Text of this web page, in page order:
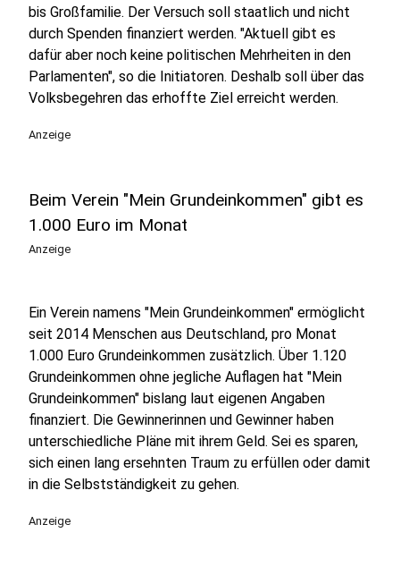
bis Großfamilie. Der Versuch soll staatlich und nicht
durch Spenden finanziert werden. "Aktuell gibt es
dafür aber noch keine politischen Mehrheiten in den
Parlamenten", so die Initiatoren. Deshalb soll über das
Volksbegehren das erhoffte Ziel erreicht werden.
Anzeige
Beim Verein "Mein Grundeinkommen" gibt es
1.000 Euro im Monat
Anzeige
Ein Verein namens "Mein Grundeinkommen" ermöglicht
seit 2014 Menschen aus Deutschland, pro Monat
1.000 Euro Grundeinkommen zusätzlich. Über 1.120
Grundeinkommen ohne jegliche Auflagen hat "Mein
Grundeinkommen" bislang laut eigenen Angaben
finanziert. Die Gewinnerinnen und Gewinner haben
unterschiedliche Pläne mit ihrem Geld. Sei es sparen,
sich einen lang ersehnten Traum zu erfüllen oder damit
in die Selbstständigkeit zu gehen.
Anzeige